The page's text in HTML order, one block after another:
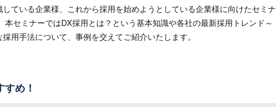
ている企業様、これから採用を始めようとしている企業様に向けたセミナ
本セミナーではDX採用とは？という基本知識や各社の最新採用トレンド～
用手法について、事例を交えてご紹介いたします。
め！